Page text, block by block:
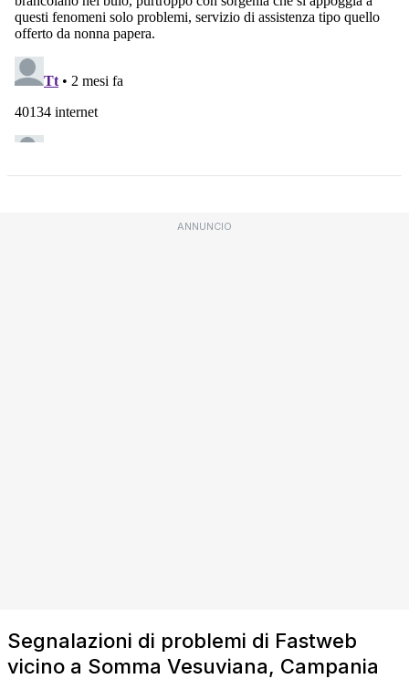
ANNUNCIO
Segnalazioni di problemi di Fastweb
vicino a Somma Vesuviana, Campania